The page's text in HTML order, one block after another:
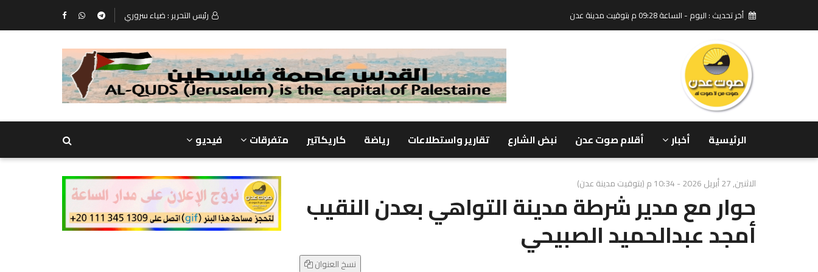
أخر تحديث : اليوم - الساعة 09:28 م بتوقيت مدينة عدن رئيس التحرير : ضياء سروري
الرئيسية أخبار أقلام صوت عدن نبض الشارع تقارير واستطلاعات رياضة كاريكاتير متفرقات فيديو
الاثنين, 27 أبريل 2026 - 10:34 م (بتوقيت مدينة عدن)
حوار مع مدير شرطة مدينة التواهي بعدن النقيب
أمجد عبدالحميد الصبيحي
نسخ العنوان